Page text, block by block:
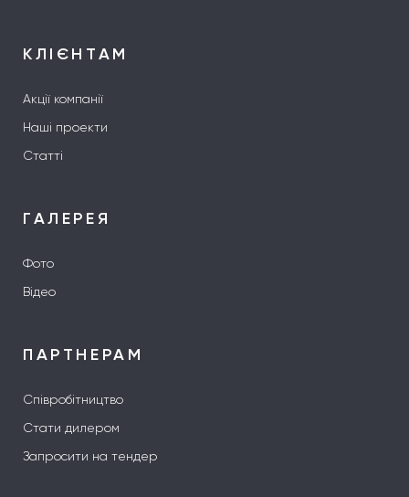
КЛІЄНТАМ
Акції компанії
Наші проекти
Статті
ГАЛЕРЕЯ
Фото
Відео
ПАРТНЕРАМ
Співробітництво
Стати дилером
Запросити на тендер